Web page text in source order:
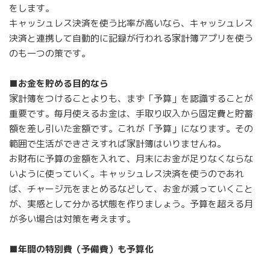
をします。
キャッシュレス決済を使う比率が高いなら、キャッシュレス
決済と連携して自動的に記録が行われる家計簿アプリを使う
のも一つの策です。
■お金を貯める目的なら
家計簿をつけることよりも、まず「予算」を認識することが
重要です。毎月使えるお金は、手取り収入から固定費と貯蓄
額を差し引いた金額です。これが「予算」になります。その
範囲で生活ができさえすれば家計簿はいりませんね。
お財布に予算の金額を入れて、月末にお金が足りなくならな
いように使っていく。キャッシュレス決済を使うのであれ
ば、チャージ元をまとめるなどして、お金が減っていくこと
が、実感として分かる状態を作りましょう。予算を超える月
が多い場合は対策を考えます。
■年間の特別費（予備費）も予算化